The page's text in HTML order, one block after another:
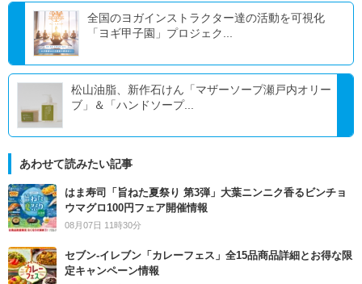
全国のヨガインストラクター達の活動を可視化
「ヨギ甲子園」プロジェク...
松山油脂、新作石けん「マザーソープ瀬戸内オリー
ブ」＆「ハンドソープ...
あわせて読みたい記事
はま寿司「旨ねた夏祭り 第3弾」大葉ニンニク香るビンチョ
ウマグロ100円フェア開催情報
08月07日 11時30分
セブン‐イレブン「カレーフェス」全15品商品詳細とお得な限
定キャンペーン情報